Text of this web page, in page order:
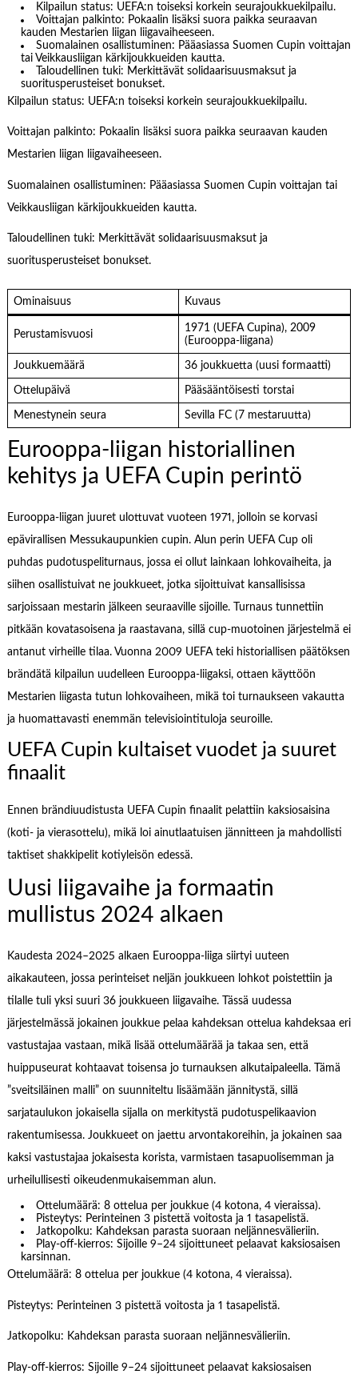
Kilpailun status: UEFA:n toiseksi korkein seurajoukkuekilpailu.
Voittajan palkinto: Pokaalin lisäksi suora paikka seuraavan
kauden Mestarien liigan liigavaiheeseen.
Suomalainen osallistuminen: Pääasiassa Suomen Cupin voittajan
tai Veikkausliigan kärkijoukkueiden kautta.
Taloudellinen tuki: Merkittävät solidaarisuusmaksut ja
suoritusperusteiset bonukset.
Kilpailun status: UEFA:n toiseksi korkein seurajoukkuekilpailu.
Voittajan palkinto: Pokaalin lisäksi suora paikka seuraavan kauden
Mestarien liigan liigavaiheeseen.
Suomalainen osallistuminen: Pääasiassa Suomen Cupin voittajan tai
Veikkausliigan kärkijoukkueiden kautta.
Taloudellinen tuki: Merkittävät solidaarisuusmaksut ja
suoritusperusteiset bonukset.
Ominaisuus Kuvaus
Perustamisvuosi
1971 (UEFA Cupina), 2009
(Eurooppa-liigana)
Joukkuemäärä 36 joukkuetta (uusi formaatti)
Ottelupäivä Pääsääntöisesti torstai
Menestynein seura Sevilla FC (7 mestaruutta)
Eurooppa-liigan historiallinen
kehitys ja UEFA Cupin perintö
Eurooppa-liigan juuret ulottuvat vuoteen 1971, jolloin se korvasi
epävirallisen Messukaupunkien cupin. Alun perin UEFA Cup oli
puhdas pudotuspeliturnaus, jossa ei ollut lainkaan lohkovaiheita, ja
siihen osallistuivat ne joukkueet, jotka sijoittuivat kansallisissa
sarjoissaan mestarin jälkeen seuraaville sijoille. Turnaus tunnettiin
pitkään kovatasoisena ja raastavana, sillä cup-muotoinen järjestelmä ei
antanut virheille tilaa. Vuonna 2009 UEFA teki historiallisen päätöksen
brändätä kilpailun uudelleen Eurooppa-liigaksi, ottaen käyttöön
Mestarien liigasta tutun lohkovaiheen, mikä toi turnaukseen vakautta
ja huomattavasti enemmän televisiointituloja seuroille.
UEFA Cupin kultaiset vuodet ja suuret
finaalit
Ennen brändiuudistusta UEFA Cupin finaalit pelattiin kaksiosaisina
(koti- ja vierasottelu), mikä loi ainutlaatuisen jännitteen ja mahdollisti
taktiset shakkipelit kotiyleisön edessä.
Uusi liigavaihe ja formaatin
mullistus 2024 alkaen
Kaudesta 2024–2025 alkaen Eurooppa-liiga siirtyi uuteen
aikakauteen, jossa perinteiset neljän joukkueen lohkot poistettiin ja
tilalle tuli yksi suuri 36 joukkueen liigavaihe. Tässä uudessa
järjestelmässä jokainen joukkue pelaa kahdeksan ottelua kahdeksaa eri
vastustajaa vastaan, mikä lisää ottelumäärää ja takaa sen, että
huippuseurat kohtaavat toisensa jo turnauksen alkutaipaleella. Tämä
”sveitsiläinen malli” on suunniteltu lisäämään jännitystä, sillä
sarjataulukon jokaisella sijalla on merkitystä pudotuspelikaavion
rakentumisessa. Joukkueet on jaettu arvontakoreihin, ja jokainen saa
kaksi vastustajaa jokaisesta korista, varmistaen tasapuolisemman ja
urheilullisesti oikeudenmukaisemman alun.
Ottelumäärä: 8 ottelua per joukkue (4 kotona, 4 vieraissa).
Pisteytys: Perinteinen 3 pistettä voitosta ja 1 tasapelistä.
Jatkopolku: Kahdeksan parasta suoraan neljännesvälieriin.
Play-off-kierros: Sijoille 9–24 sijoittuneet pelaavat kaksiosaisen
karsinnan.
Ottelumäärä: 8 ottelua per joukkue (4 kotona, 4 vieraissa).
Pisteytys: Perinteinen 3 pistettä voitosta ja 1 tasapelistä.
Jatkopolku: Kahdeksan parasta suoraan neljännesvälieriin.
Play-off-kierros: Sijoille 9–24 sijoittuneet pelaavat kaksiosaisen